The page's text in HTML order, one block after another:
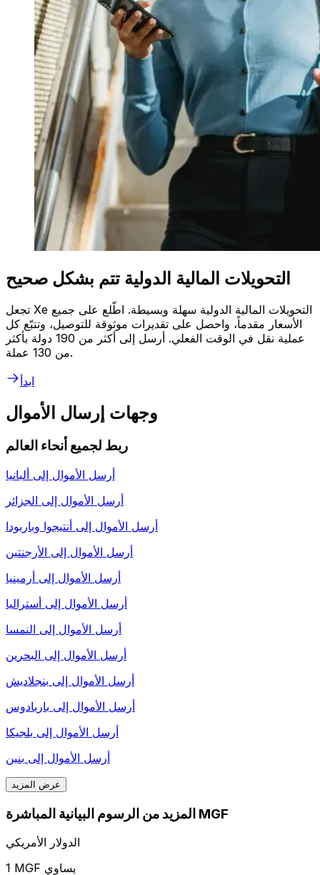
التحويلات المالية الدولية تتم بشكل صحيح
تجعل Xe التحويلات المالية الدولية سهلة وبسيطة. اطّلع على جميع
الأسعار مقدماً، واحصل على تقديرات موثوقة للتوصيل، وتتبّع كل
عملية نقل في الوقت الفعلي. أرسل إلى أكثر من 190 دولة بأكثر
من 130 عملة.
ابدأ
وجهات إرسال الأموال
ربط لجميع أنحاء العالم
أرسل الأموال إلى ألبانيا
أرسل الأموال إلى الجزائر
أرسل الأموال إلى أنتيجوا وباربودا
أرسل الأموال إلى الأرجنتين
أرسل الأموال إلى أرمينيا
أرسل الأموال إلى أستراليا
أرسل الأموال إلى النمسا
أرسل الأموال إلى البحرين
أرسل الأموال إلى بنجلاديش
أرسل الأموال إلى باربادوس
أرسل الأموال إلى بلجيكا
أرسل الأموال إلى بنين
عرض المزيد
المزيد من الرسوم البيانية المباشرة MGF
الدولار الأمريكي
1 MGF يساوي